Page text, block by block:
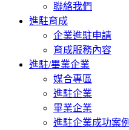
聯絡我們
進駐育成
企業進駐申請
育成服務內容
進駐/畢業企業
媒合專區
進駐企業
畢業企業
進駐企業成功案例